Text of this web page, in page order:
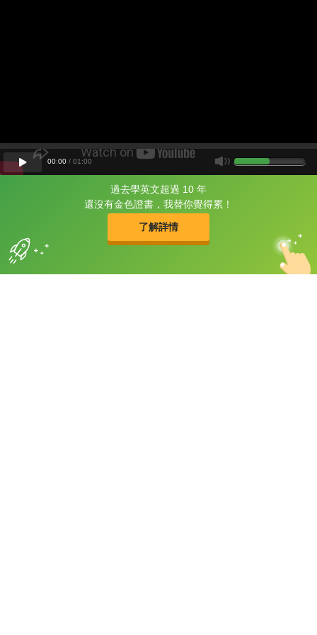
過去學英文超過 10 年
還沒有金色證書，我替你覺得累！
了解詳情
片尾有
攻其不背
的品牌故事
00:00 / 01 :00